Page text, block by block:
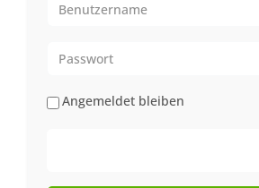
Angemeldet bleiben